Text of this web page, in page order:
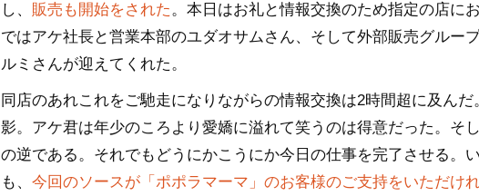
し、 販売も開始をされた。本日はお礼と情報交換のため指定の店に
ではアケ社長と営業本部のユダオサムさん、そして外部販売グルー
ルミさんが迎えてくれた。
同店のあれこれをご馳走になりながらの情報交換は2時間超に及んだ
影。アケ君は年少のころより愛嬌に溢れて笑うのは得意だった。そ
の逆である。それでもどうにかこうにか今日の仕事を完了させる。
も、 今回のソースが「ポポラマーマ」のお客様のご支持をいただけ